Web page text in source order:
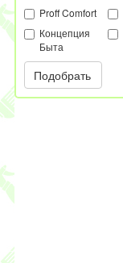
Proff Comfort
Концепция
Быта
Подобрать